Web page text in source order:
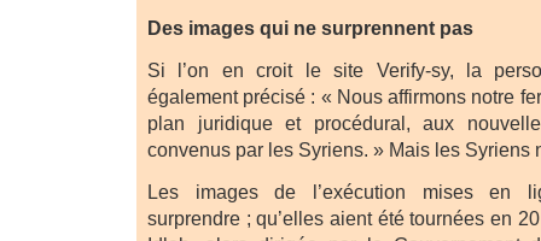
Des images qui ne surprennent pas
Si l’on en croit le site Verify-sy, la
également précisé : « Nous affirmons notre
plan juridique et procédural, aux
convenus par les Syriens. » Mais les Syriens
Les images de l’exécution mises en
surprendre ; qu’elles aient été tournées en